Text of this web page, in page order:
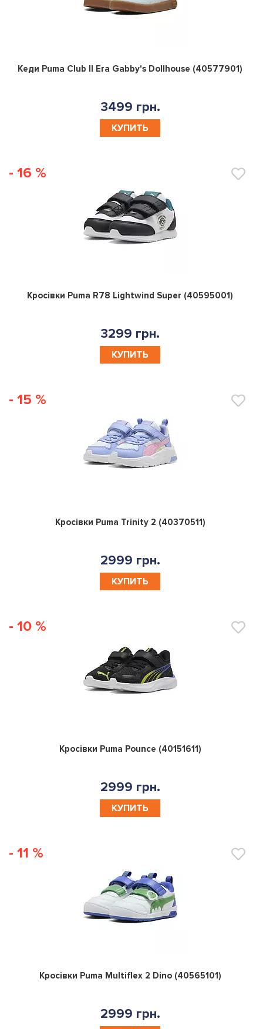
0
Кеди Puma Club II Era Gabby's Dollhouse (40577901)
3499 грн.
КУПИТЬ
- 16 %
0
Кросівки Puma R78 Lightwind Super (40595001)
3299 грн.
КУПИТЬ
- 15 %
0
Кросівки Puma Trinity 2 (40370511)
2999 грн.
КУПИТЬ
- 10 %
0
Кросівки Puma Pounce (40151611)
2999 грн.
КУПИТЬ
- 11 %
0
Кросівки Puma Multiflex 2 Dino (40565101)
2999 грн.